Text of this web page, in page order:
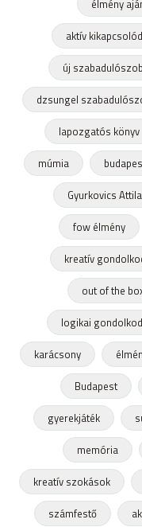
élmény
aktív
új
dzsungel
lapozgatós könyv
múmia
Gyurkovics Attila
fow élmény
kreatív
out of the
logikai
karácsony
Budapest
gyerekjáték
memória
kreatív szokások
számfestő